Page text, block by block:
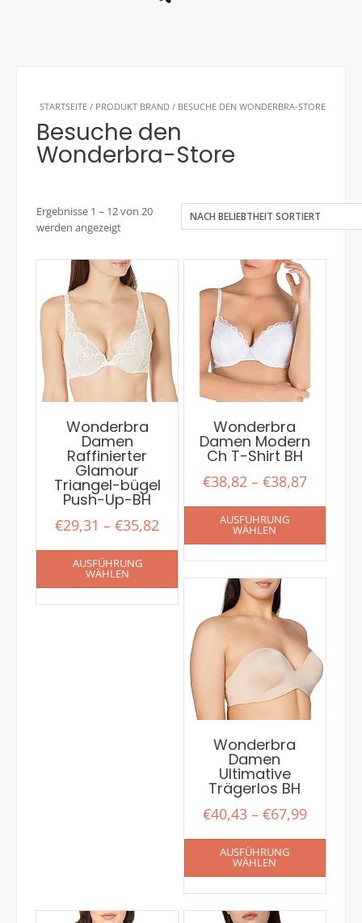
STARTSEITE / PRODUKT BRAND / BESUCHE DEN WONDERBRA-STORE
Besuche den
Wonderbra-Store
Ergebnisse 1 – 12 von 20
werden angezeigt
Wonderbra
Damen
Raffinierter
Glamour
Triangel-bügel
Push-Up-BH
€29,31 –€35,82
AUSFÜHRUNG
WÄHLEN
Wonderbra
Damen Modern
Ch T-Shirt BH
€38,82 – €38,87
AUSFÜHRUNG
WÄHLEN
Wonderbra
Damen
Ultimative
Trägerlos BH
€40,43– €67,99
AUSFÜHRUNG
WÄHLEN